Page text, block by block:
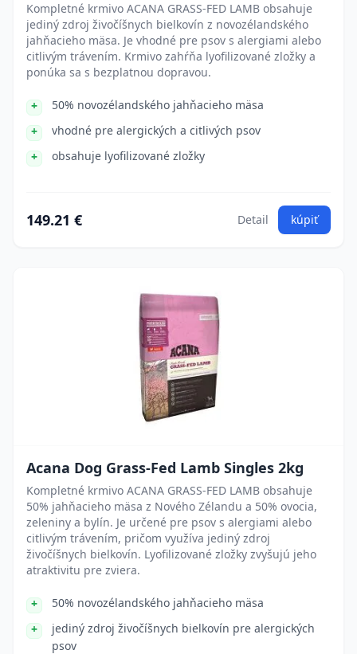
Kompletné krmivo ACANA GRASS-FED LAMB obsahuje
jediný zdroj živočíšnych bielkovín z novozélandského
jahňacieho mäsa. Je vhodné pre psov s alergiami alebo
citlivým trávením. Krmivo zahŕňa lyofilizované zložky a
ponúka sa s bezplatnou dopravou.
50% novozélandského jahňacieho mäsa
vhodné pre alergických a citlivých psov
obsahuje lyofilizované zložky
149.21 € Detail kúpiť
Acana Dog Grass-Fed Lamb Singles 2kg
Kompletné krmivo ACANA GRASS-FED LAMB obsahuje
50% jahňacieho mäsa z Nového Zélandu a 50% ovocia,
zeleniny a bylín. Je určené pre psov s alergiami alebo
citlivým trávením, pričom využíva jediný zdroj
živočíšnych bielkovín. Lyofilizované zložky zvyšujú jeho
atraktivitu pre zviera.
50% novozélandského jahňacieho mäsa
jediný zdroj živočíšnych bielkovín pre alergických
psov